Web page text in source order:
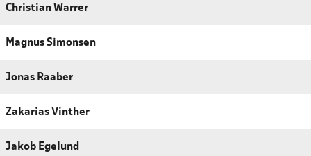
Christian Warrer
Magnus Simonsen
Jonas Raaber
Zakarias Vinther
Jakob Egelund